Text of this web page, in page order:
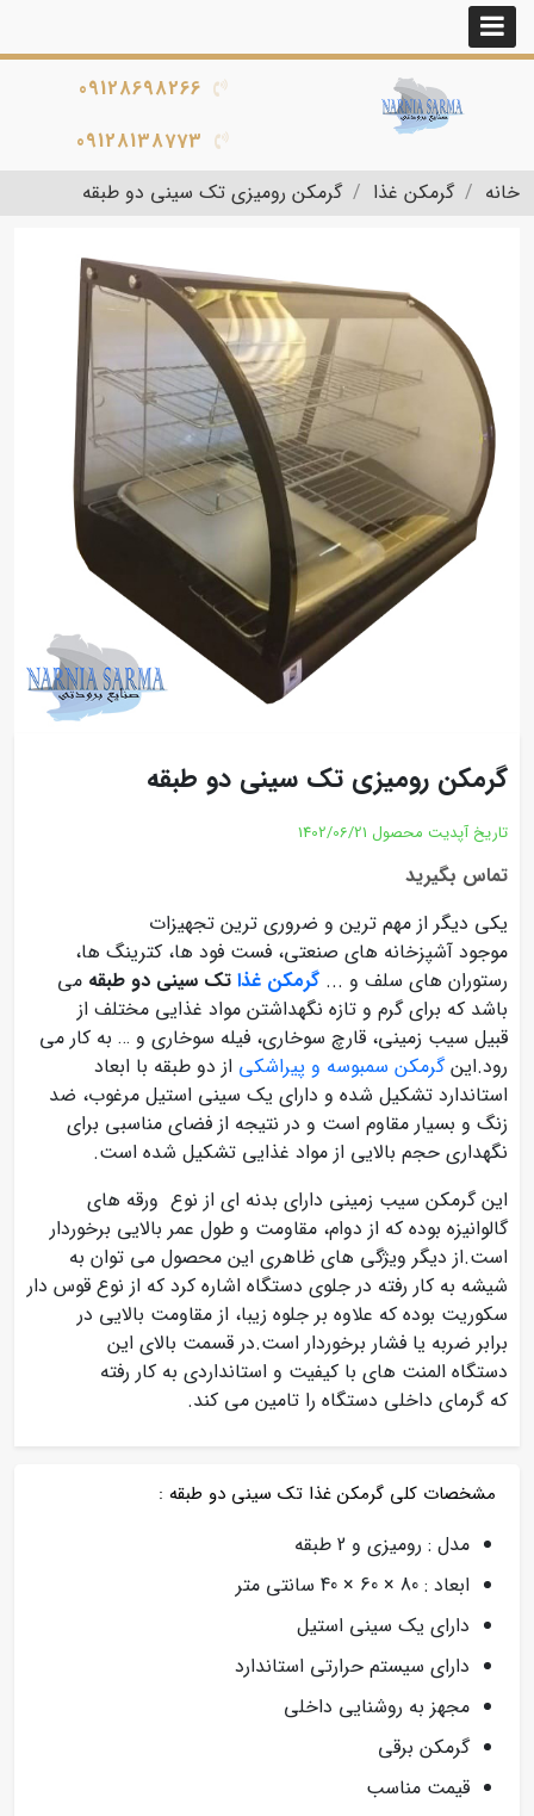
09128698266
09128138773
خانه
گرمکن غذا گرمکن رومیزی تک سینی دو طبقه
گرمکن رومیزی تک سینی دو طبقه
تاریخ آپدیت محصول 1402/06/21
تماس بگیرید
یکی دیگر از مهم ترین و ضروری ترین تجهیزات
موجود آشپزخانه های صنعتی، فست فود ها، کترینگ ها،
رستوران های سلف و ... گرمکن غذا تک سینی دو طبقه می
باشد که برای گرم و تازه نگهداشتن مواد غذایی مختلف از
قبیل سیب زمینی، قارچ سوخاری، فیله سوخاری و … به کار می
رود.اینگرمکن سمبوسه و پیراشکی از دو طبقه با ابعاد
استاندارد تشکیل شده و دارای یک سینی استیل مرغوب، ضد
زنگ و بسیار مقاوم است و در نتیجه از فضای مناسبی برای
نگهداری حجم بالایی از مواد غذایی تشکیل شده است.
این گرمکن سیب زمینی دارای بدنه ای از نوع ورقه های
گالوانیزه بوده که از دوام، مقاومت و طول عمر بالایی برخوردار
است.از دیگر ویژگی های ظاهری این محصول می توان به
شیشه به کار رفته در جلوی دستگاه اشاره کرد که از نوع قوس دار
سکوریت بوده که علاوه بر جلوه زیبا، از مقاومت بالایی در
برابر ضربه یا فشار برخوردار است.در قسمت بالای این
دستگاه المنت های با کیفیت و استانداردی به کار رفته
که گرمای داخلی دستگاه را تامین می کند.
مشخصات کلی گرمکن غذا تک سینی دو طبقه :
مدل : رومیزی و 2 طبقه
ابعاد : 80 × 60 × 40 سانتی متر
دارای یک سینی استیل
دارای سیستم حرارتی استاندارد
مجهز به روشنایی داخلی
گرمکن برقی
قیمت مناسب